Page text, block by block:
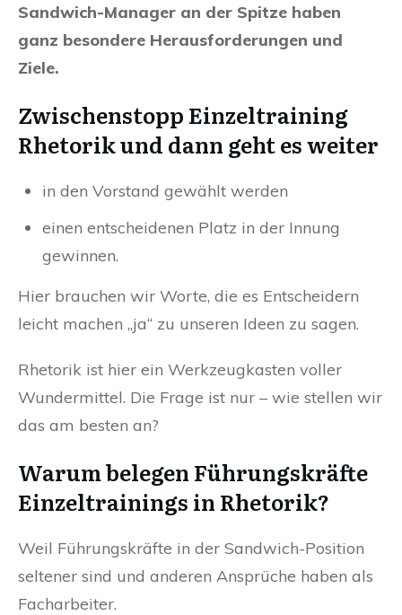
Sandwich-Manager an der Spitze haben
ganz besondere Herausforderungen und
Ziele.
Zwischenstopp Einzeltraining
Rhetorik und dann geht es weiter
in den Vorstand gewählt werden
einen entscheidenen Platz in der Innung
gewinnen.
Hier brauchen wir Worte, die es Entscheidern
leicht machen „ja“ zu unseren Ideen zu sagen.
Rhetorik ist hier ein Werkzeugkasten voller
Wundermittel. Die Frage ist nur – wie stellen wir
das am besten an?
Warum belegen Führungskräfte
Einzeltrainings in Rhetorik?
Weil Führungskräfte in der Sandwich-Position
seltener sind und anderen Ansprüche haben als
Facharbeiter.